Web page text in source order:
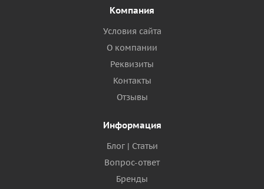
Компания
Условия сайта
О компании
Реквизиты
Контакты
Отзывы
Информация
Блог | Статьи
Вопрос-ответ
Бренды